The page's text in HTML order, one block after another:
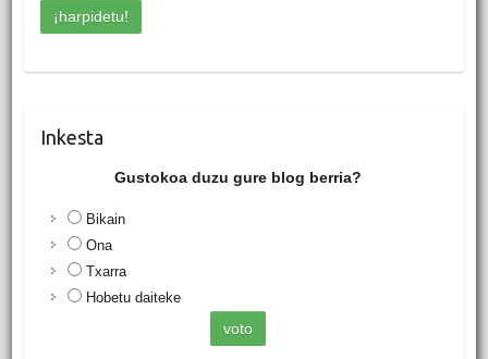
Inkesta
Gustokoa duzu gure blog berria?
Bikain
Ona
Txarra
Hobetu daiteke